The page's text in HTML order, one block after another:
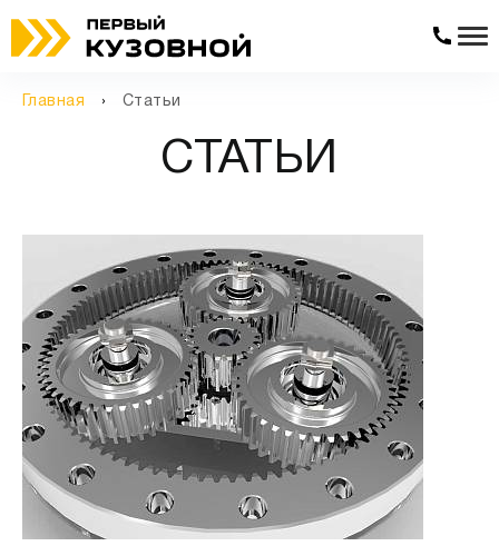
Главная Статьи
СТАТЬИ